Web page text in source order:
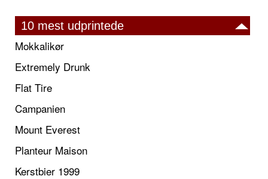
10 mest udprintede
Mokkalikør
Extremely Drunk
Flat Tire
Campanien
Mount Everest
Planteur Maison
Kerstbier 1999